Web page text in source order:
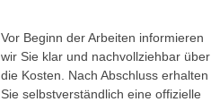
Vor Beginn der Arbeiten informieren
wir Sie klar und nachvollziehbar über
die Kosten. Nach Abschluss erhalten
Sie selbstverständlich eine offizielle